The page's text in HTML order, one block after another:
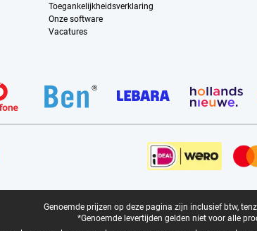
Toegankelijkheidsverklaring
Onze software
Vacatures
Genoemde prijzen op deze pagina zijn inclusief btw,
*Genoemde levertijden gelden niet voor alle